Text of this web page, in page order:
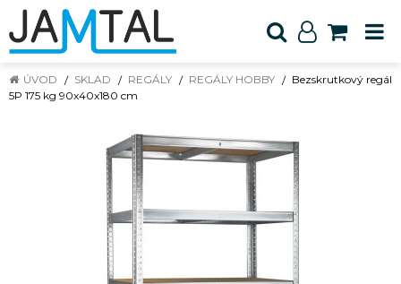
ÚVOD SKLAD REGÁLY REGÁLY HOBBY
Bezskrutkový regál
5P 175 kg 90x40x180 cm